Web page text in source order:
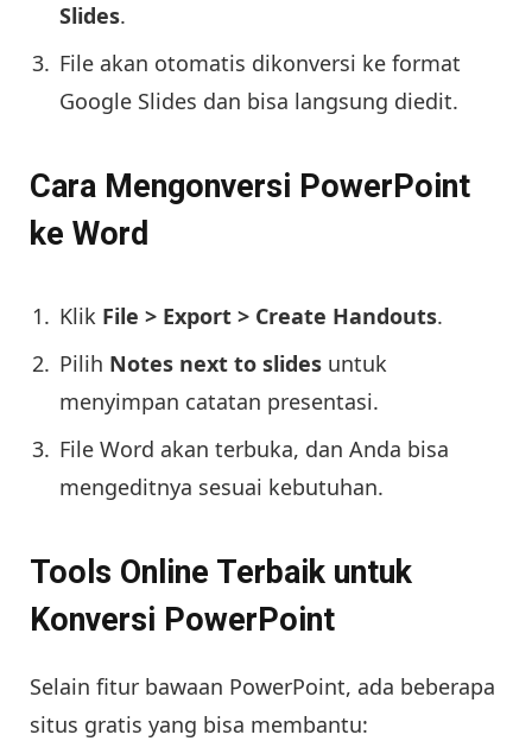
Slides.
File akan otomatis dikonversi ke format
Google Slides dan bisa langsung diedit.
Cara Mengonversi PowerPoint
ke Word
Klik File > Export > Create Handouts.
Pilih Notes next to slides untuk
menyimpan catatan presentasi.
File Word akan terbuka, dan Anda bisa
mengeditnya sesuai kebutuhan.
Tools Online Terbaik untuk
Konversi PowerPoint
Selain fitur bawaan PowerPoint, ada beberapa
situs gratis yang bisa membantu: